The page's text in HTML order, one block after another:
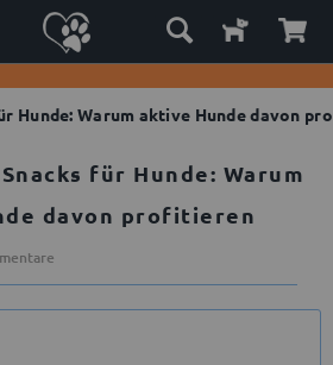
Hunde: Warum aktive Hunde davon
für Hunde: Warum
davon profitieren